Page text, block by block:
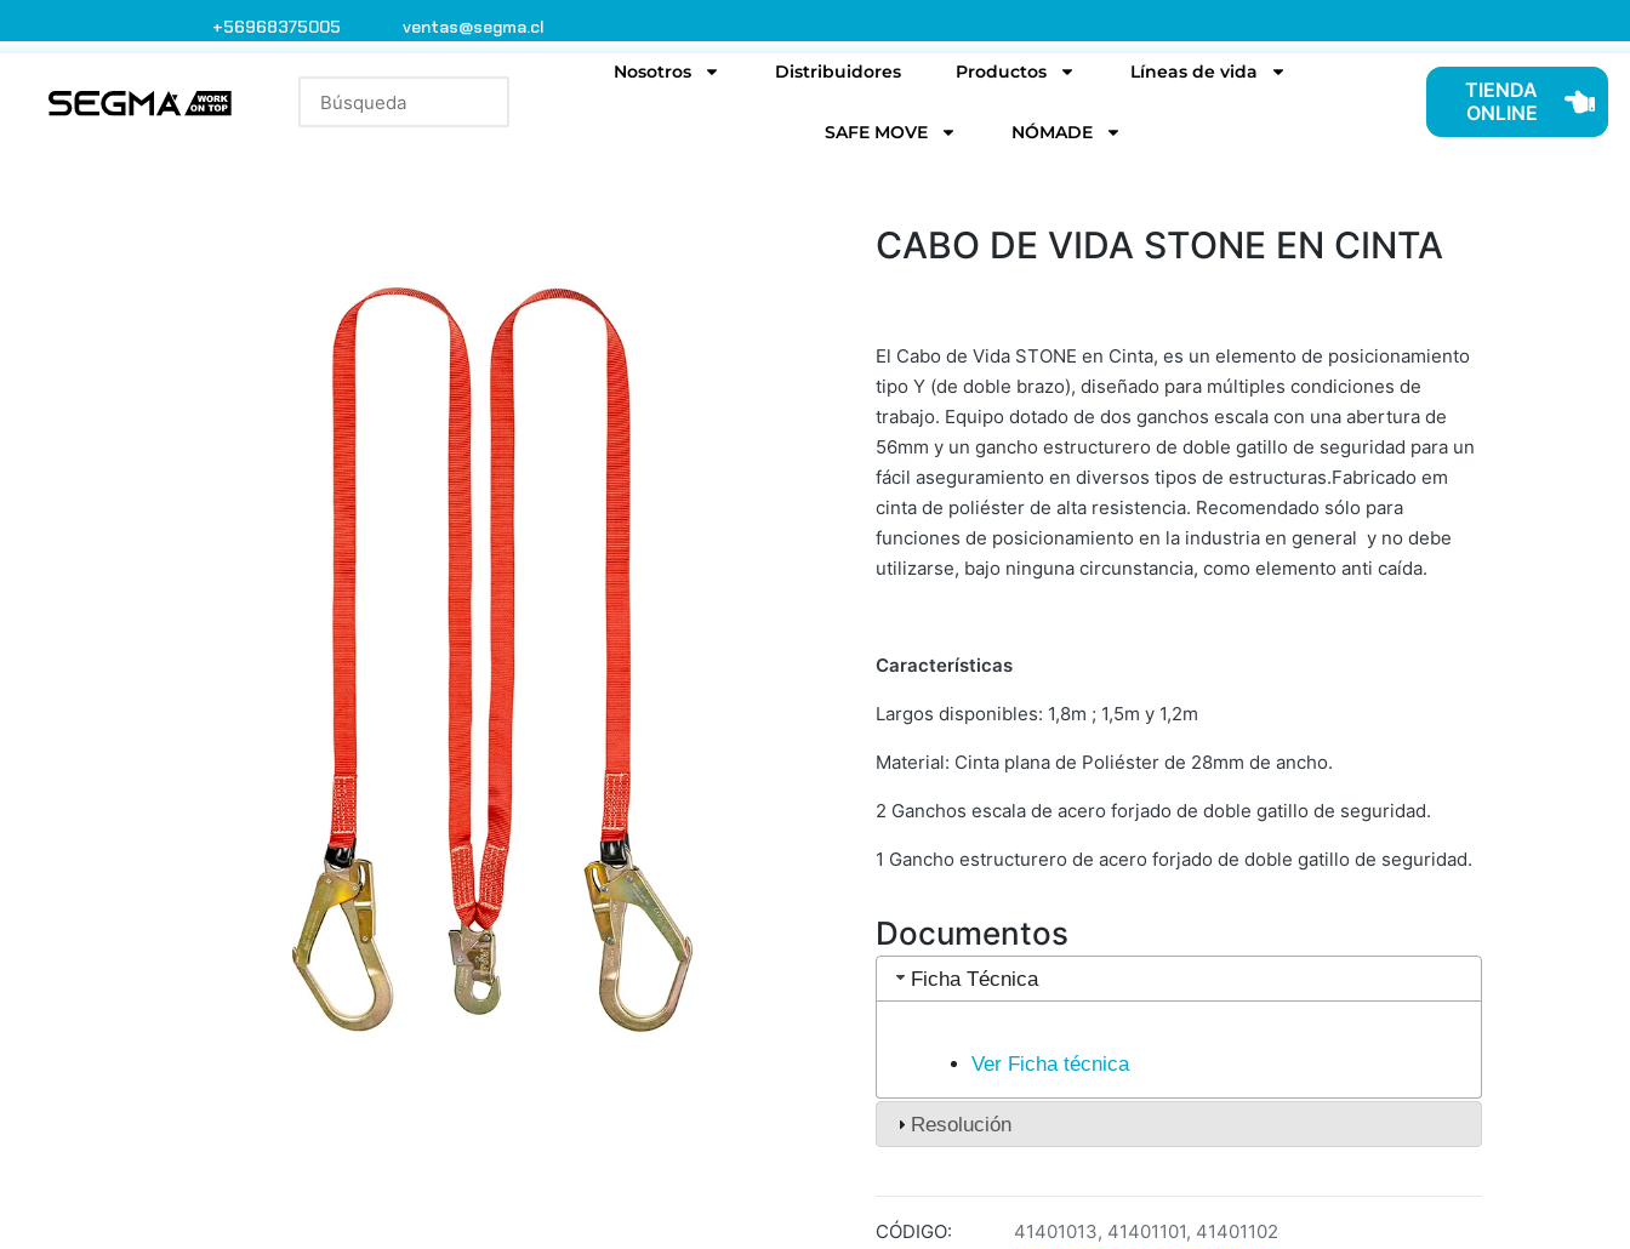
+56968375005 ventas@segma.cl
Nosotros Distribuidores Productos Líneas de vida
SAFE MOVE NÓMADE
TIENDA
ONLINE
CABO DE VIDA STONE EN CINTA
El Cabo de Vida STONE en Cinta, es un elemento de posicionamiento
tipo Y (de doble brazo), diseñado para múltiples condiciones de
trabajo. Equipo dotado de dos ganchos escala con una abertura de
56mm y un gancho estructurero de doble gatillo de seguridad para un
fácil aseguramiento en diversos tipos de estructuras.Fabricado em
cinta de poliéster de alta resistencia. Recomendado sólo para
funciones de posicionamiento en la industria en general y no debe
utilizarse, bajo ninguna circunstancia, como elemento anti caída.
Características
Largos disponibles: 1,8m ; 1,5m y 1,2m
Material: Cinta plana de Poliéster de 28mm de ancho.
2 Ganchos escala de acero forjado de doble gatillo de seguridad.
1 Gancho estructurero de acero forjado de doble gatillo de seguridad.
Documentos
Ficha Técnica
Ver Ficha técnica
Resolución
CÓDIGO:
41401013, 41401101, 41401102